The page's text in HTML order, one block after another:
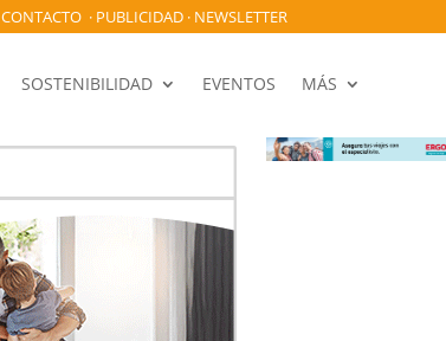
CONTACTO· PUBLICIDAD· NEWSLETTER
SOSTENIBILIDAD EVENTOS MÁS